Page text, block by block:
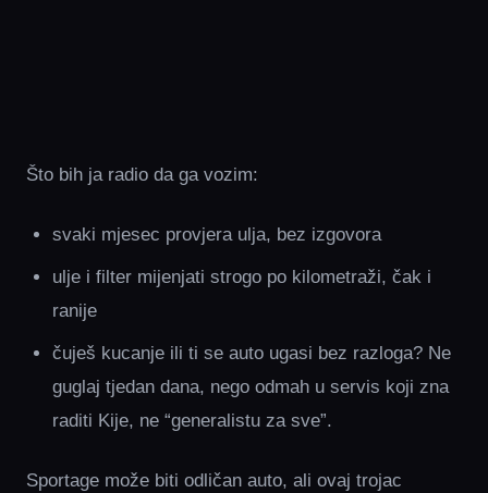
Što bih ja radio da ga vozim:
svaki mjesec provjera ulja, bez izgovora
ulje i filter mijenjati strogo po kilometraži, čak i
ranije
čuješ kucanje ili ti se auto ugasi bez razloga? Ne
guglaj tjedan dana, nego odmah u servis koji zna
raditi Kije, ne “generalistu za sve”.
Sportage može biti odličan auto, ali ovaj trojac